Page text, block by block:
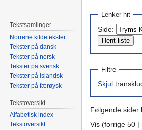
Hopp
navigering
Hopp
søk
Lenker hit
Side:
Filtre
Skjul
Følgende sider
Vis (forrige 50 |
Tekstsamlinger
Norrøne kildetekster
Tekster på dansk
Tekster på norsk
Tekster på svensk
Tekster på islandsk
Tekster på færøysk
Tekstoversikt
Alfabetisk index
Tekstoversikt